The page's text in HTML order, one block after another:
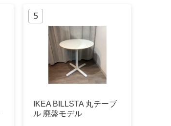
IKEA BILLSTA 丸テーブ
ル 廃盤モデル